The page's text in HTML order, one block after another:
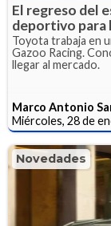
El regreso del
deportivo para
Toyota trabaja en
Gazoo Racing.
llegar al mercado.
Marco Antonio
Miércoles, 28 de
Novedades